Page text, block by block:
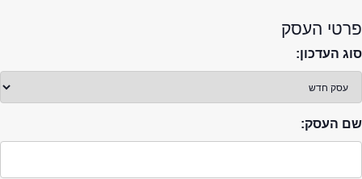
פרטי העסק
סוג העדכון:
שם העסק: